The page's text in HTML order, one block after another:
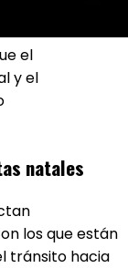
el
y el
natales
los que están
tránsito hacia